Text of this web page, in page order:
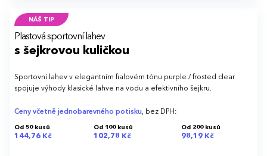
NÁŠ TIP
Plastová sportovní lahev
s šejkrovou kuličkou
Sportovní lahev v elegantním fialovém tónu purple / frosted clear
spojuje výhody klasické lahve na vodu a efektivního šejkru.
Ceny včetně jednobarevného potisku, bez DPH:
Od 50 kusů
144,76 Kč
Od 100 kusů
102,78 Kč
Od 200 kusů
98,19 Kč